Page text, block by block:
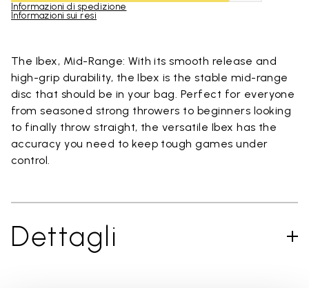
Informazioni di spedizione
Informazioni sui resi
The Ibex, Mid-Range: With its smooth release and
high-grip durability, the Ibex is the stable mid-range
disc that should be in your bag. Perfect for everyone
from seasoned strong throwers to beginners looking
to finally throw straight, the versatile Ibex has the
accuracy you need to keep tough games under
control.
Dettagli